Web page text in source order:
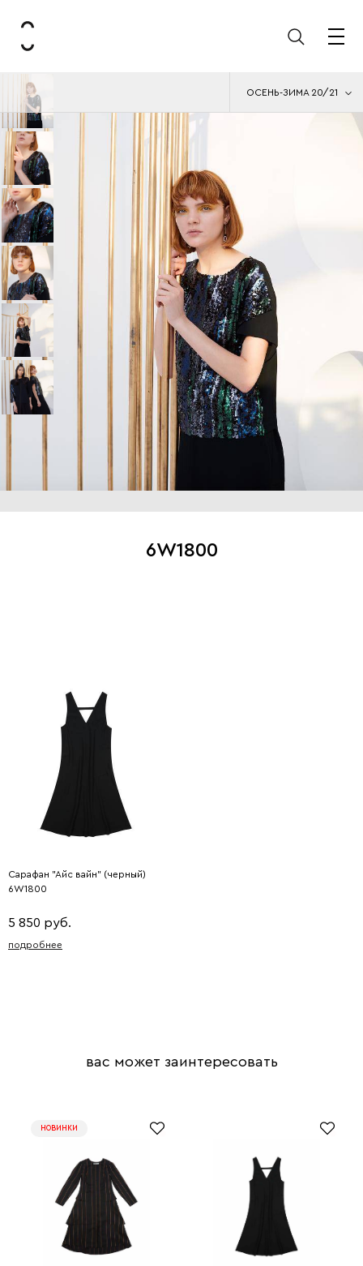
ОСЕНЬ-ЗИМА 20/21
6W1800
Сарафан "Айс вайн" (черный)
6W1800
5 850 руб.
подробнее
вас может заинтересовать
НОВИНКИ